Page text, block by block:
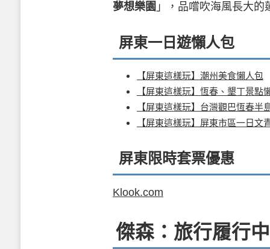
夢想樂園 」，品嚐吹海風長大
屏東一日遊懶人包
【屏東這樣玩】潮州美食懶人包
【屏東這樣玩】恆春、墾丁景點
【屏東這樣玩】台灣觀巴恆春半
【屏東這樣玩】屏東市區一日文
屏東限時套票優惠
Klook.com
傑森：旅行履行中